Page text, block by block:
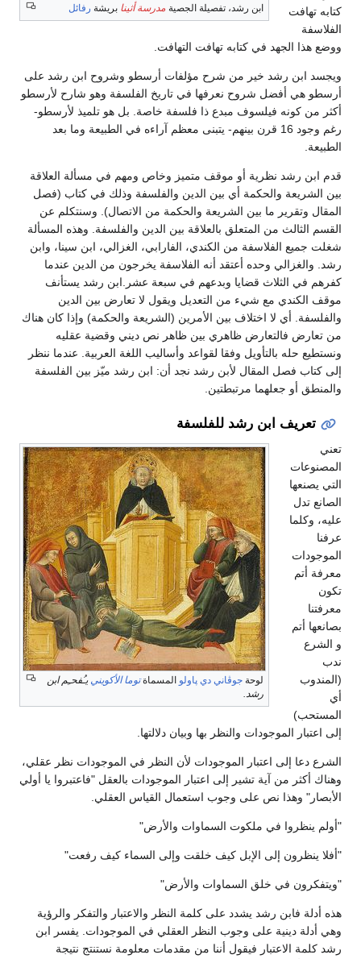
ابن رشد، تفصيلة الجصية مدرسة أثينا بريشة رفائل
كتابه تهافت
الفلاسفة
ووضع هذا الجهد في كتابه تهافت التهافت.
ويجسد ابن رشد خير من شرح مؤلفات أرسطو وشروح ابن رشد على
أرسطو هي أفضل شروح نعرفها في تاريخ الفلسفة وهو شارح لأرسطو
أكثر من كونه فيلسوف مبدع ذا فلسفة خاصة. بل هو تلميذ لأرسطو-
رغم وجود 16 قرن بينهم- يتبنى معظم آراءه في الطبيعة وما بعد
الطبيعة.
قدم ابن رشد نظرية أو موقف متميز وخاص ومهم في مسألة العلاقة
بين الشريعة والحكمة أي بين الدين والفلسفة وذلك في كتاب (فصل
المقال وتقرير ما بين الشريعة والحكمة من الاتصال). وسنتكلم عن
القسم الثالث من المتعلق بالعلاقة بين الدين والفلسفة. وهذه المسألة
شغلت جميع الفلاسفة من الكندي، الفارابي، الغزالي، ابن سينا، وابن
رشد. والغزالي وحده أعتقد أنه الفلاسفة يخرجون من الدين عندما
كفرهم في الثلاث قضايا وبدعهم في سبعة عشر.ابن رشد يستأنف
موقف الكندي مع شيء من التعديل ويقول لا تعارض بين الدين
والفلسفة. أي لا اختلاف بين الأمرين (الشريعة والحكمة) وإذا كان هناك
من تعارض فالتعارض ظاهري بين ظاهر نص ديني وقضية عقليه
ونستطيع حله بالتأويل وفقا لقواعد وأساليب اللغة العربية. عندما ننظر
إلى كتاب فصل المقال لأبن رشد نجد أن: ابن رشد ميّز بين الفلسفة
والمنطق أو جعلهما مرتبطتين.
تعريف ابن رشد للفلسفة
لوحة جوڤاني دي پاولو المسماةتوما الأكويني يـُفحـِم ابن
رشد.
تعني
المصنوعات
التي يصنعها
الصانع تدل
عليه، وكلما
عرفنا
الموجودات
معرفة أتم
تكون
معرفتنا
بصانعها أتم
و الشرع
ندب
(المندوب
أي
المستحب)
إلى اعتبار الموجودات والنظر بها وبيان دلالتها.
الشرع دعا إلى اعتبار الموجودات لأن النظر في الموجودات نظر عقلي،
وهناك أكثر من آية تشير إلى اعتبار الموجودات بالعقل "فاعتبروا يا أولي
الأبصار" وهذا نص على وجوب استعمال القياس العقلي.
"أولم ينظروا في ملكوت السماوات والأرض"
"أفلا ينظرون إلى الإبل كيف خلقت وإلى السماء كيف رفعت"
"ويتفكرون في خلق السماوات والأرض"
هذه أدلة فابن رشد يشدد على كلمة النظر والاعتبار والتفكر والرؤية
وهي أدلة دينية على وجوب النظر العقلي في الموجودات. يفسر ابن
رشد كلمة الاعتبار فيقول أننا من مقدمات معلومة نستنتج نتيجة